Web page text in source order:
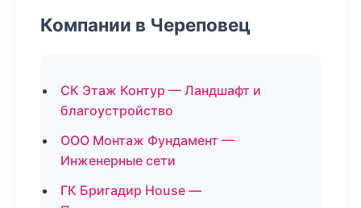
Компании в Череповец
СК Этаж Контур — Ландшафт и
благоустройство
ООО Монтаж Фундамент —
Инженерные сети
ГК Бригадир House —